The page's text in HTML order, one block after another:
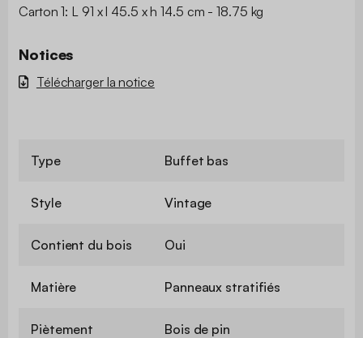
Carton 1: L 91 x l 45.5 x h 14.5 cm - 18.75 kg
Notices
Télécharger la notice
Type Buffet bas
Style Vintage
Contient du bois Oui
Matière Panneaux stratifiés
Piètement Bois de pin